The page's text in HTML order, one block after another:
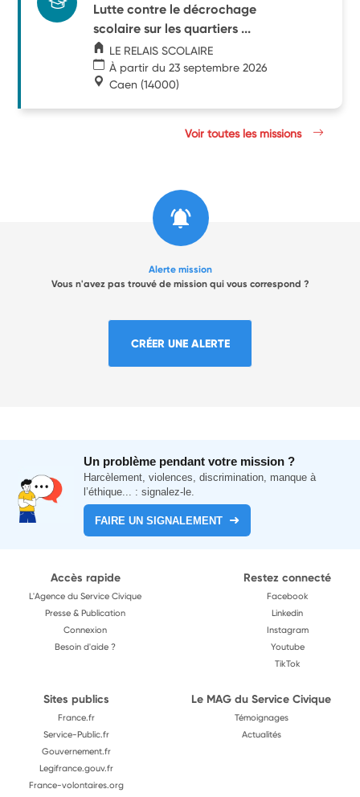
Lutte contre le décrochage
scolaire sur les quartiers ...
LE RELAIS SCOLAIRE
À partir du 23 septembre 2026
Caen (14000)
Voir toutes les missions
Alerte mission
Vous n'avez pas trouvé de mission qui vous correspond ?
CRÉER UNE ALERTE
Un problème pendant votre mission ?
Harcèlement, violences, discrimination, manque à
l’éthique... : signalez-le.
FAIRE UN SIGNALEMENT
Accès rapide
L'Agence du Service Civique
Presse & Publication
Connexion
Besoin d'aide ?
Restez connecté
Facebook
Linkedin
Instagram
Youtube
TikTok
Sites publics
France.fr
Service-Public.fr
Gouvernement.fr
Legifrance.gouv.fr
France-volontaires.org
Le MAG du Service Civique
Témoignages
Actualités